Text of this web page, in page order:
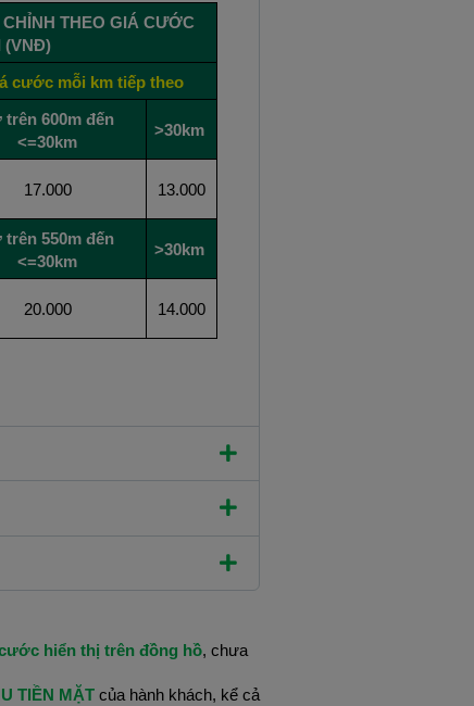
THEO GIÁ CƯỚC
(VNĐ)
cước mỗi km tiếp theo
trên 600m đến
<=30km
>30km
17.000 13.000
trên 550m đến
<=30km
>30km
20.000 14.000
hiển thị trên đồng hồ, chưa
TIỀN MẶT của hành khách, kể cả